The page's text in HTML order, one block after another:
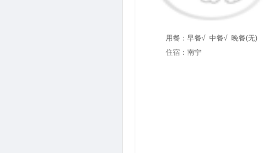
用餐： 早餐√ 中餐√ 晚餐(无)
住宿：南宁